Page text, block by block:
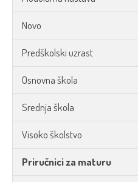
Novo
Predškolski uzrast
Osnovna škola
Srednja škola
Visoko školstvo
Priručnici za maturu